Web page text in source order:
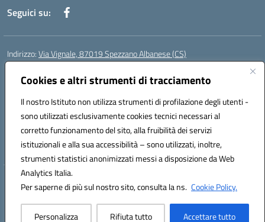
Cookies e altri strumenti di tracciamento
Il nostro Istituto non utilizza strumenti di profilazione degli utenti -
sono utilizzati esclusivamente cookies tecnici necessari al
corretto funzionamento del sito, alla fruibilità dei servizi
istituzionali e alla sua accessibilità – sono utilizzati, inoltre,
strumenti statistici anonimizzati messi a disposizione da Web
Analytics Italia.
Per saperne di più sul nostro sito, consulta la ns. Cookie Policy.
Personalizza Rifiuta tutto Accettare tutto
Seguici su:
Indirizzo:Via Vignale, 87019 Spezzano Albanese (CS)
Centralino:
Posta elettronica certificata (PEC):csic878003@pec.istruzione.it
Codice fiscale: 94018300783
Codice meccanografico:CSIC878003
Codice Indice delle Pubbliche Amministrazioni (IPA): istsc_csic878003
Codice unico di fatturazione (CUF): UFK2HU
Hosting & Powered by 3D Solution S.r.l.
Concept & Design by Designers Italia